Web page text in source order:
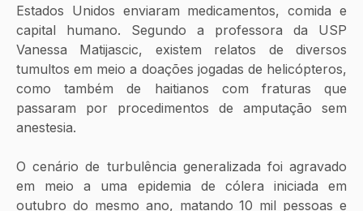
Estados Unidos enviaram medicamentos, comida e
capital humano. Segundo a professora da USP
Vanessa Matijascic, existem relatos de diversos
tumultos em meio a doações jogadas de helicópteros,
como também de haitianos com fraturas que
passaram por procedimentos de amputação sem
anestesia.
O cenário de turbulência generalizada foi agravado
em meio a uma epidemia de cólera iniciada em
outubro do mesmo ano, matando 10 mil pessoas e